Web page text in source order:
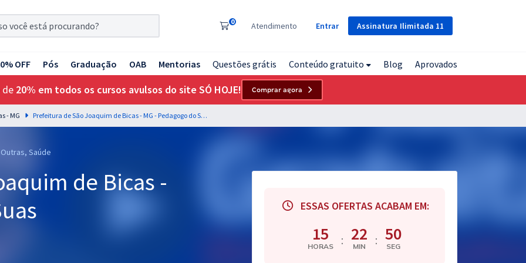
Assinatura Ilimitada 11
0 Atendimento Entrar
OFF Pós Graduação OAB Mentorias Questões grátis Conteúdo gratuito Blog Aprovados
de 20% em todos os cursos avulsos do site SÓ HOJE! Comprar agora
- MG Prefeitura de São Joaquim de Bicas - MG - Pedagogo do Suas
Saúde
de Bicas -
ESSAS OFERTAS ACABAM EM:
15
HORAS : 22
MIN : 49
SEG